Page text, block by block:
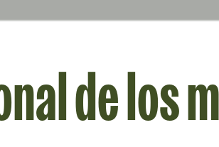
de los